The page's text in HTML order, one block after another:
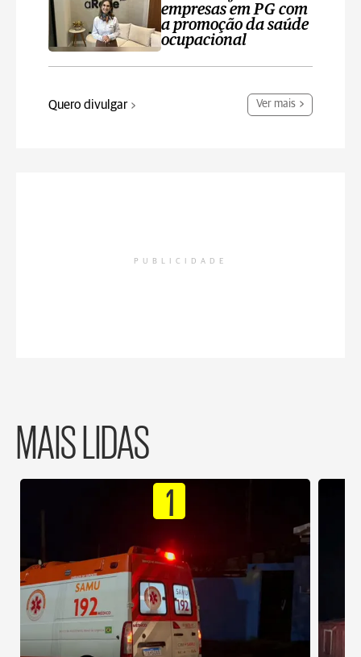
empresas em PG com
a promoção da saúde
ocupacional
Quero divulgar Ver mais
PUBLICIDADE
MAIS LIDAS
1